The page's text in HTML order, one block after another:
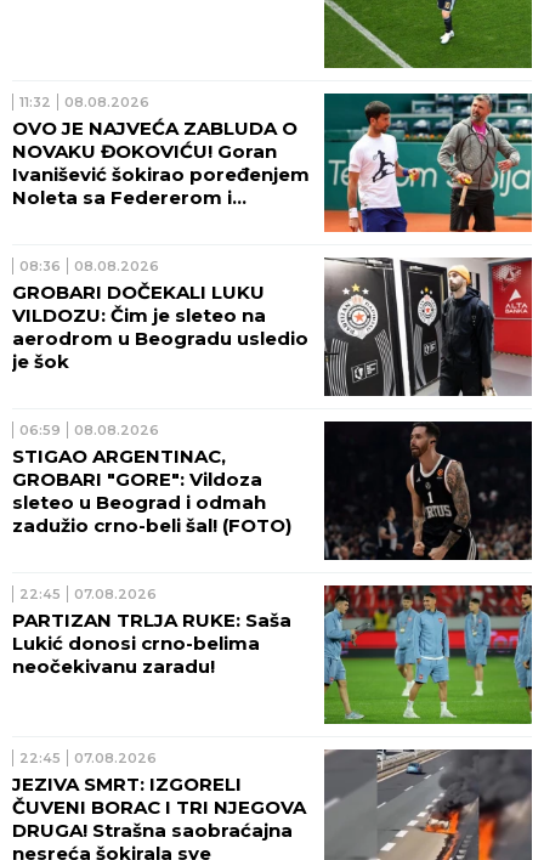
11:32 08.08.2026
OVO JE NAJVEĆA ZABLUDA O
NOVAKU ĐOKOVIĆU! Goran
Ivanišević šokirao poređenjem
Noleta sa Federerom i
08:36 08.08.2026
GROBARI DOČEKALI LUKU
VILDOZU: Čim je sleteo na
aerodrom u Beogradu usledio
je šok
06:59 08.08.2026
STIGAO ARGENTINAC,
GROBARI "GORE": Vildoza
sleteo u Beograd i odmah
zadužio crno-beli šal! (FOTO)
22:45 07.08.2026
PARTIZAN TRLJA RUKE: Saša
Lukić donosi crno-belima
neočekivanu zaradu!
22:45 07.08.2026
JEZIVA SMRT: IZGORELI
ČUVENI BORAC I TRI NJEGOVA
DRUGA! Strašna saobraćajna
nesreća šokirala sve